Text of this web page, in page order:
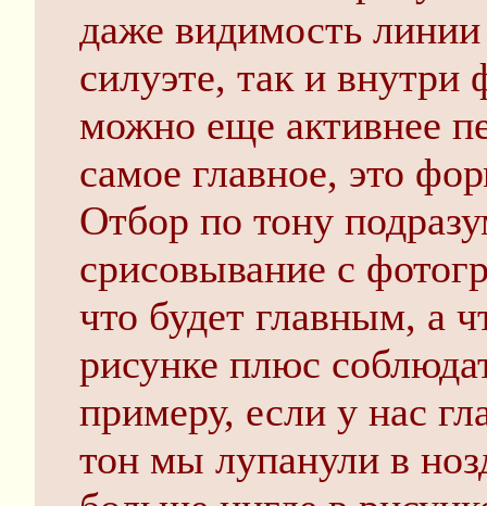
даже видимость линии
силуэте, так и
можно еще активнее
самое главное, это
Отбор по тону
срисовывание с
что будет главным, а
рисунке плюс
примеру, если у нас
тон мы лупанули в